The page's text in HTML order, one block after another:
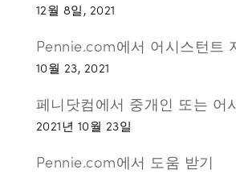
12월 8일, 2021
Pennie.com에서 어시스턴트
10월 23, 2021
페니닷컴에서 중개인 또는 어
2021년 10월 23일
Pennie.com에서 도움 받기